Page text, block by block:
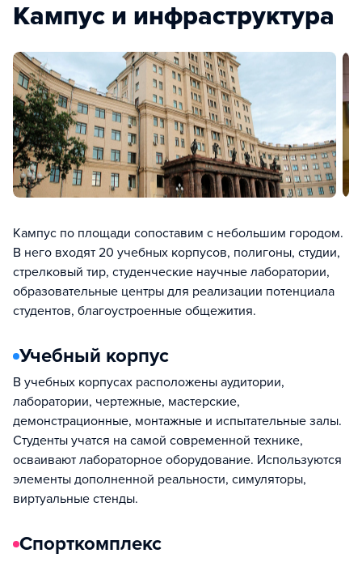
Кампус и инфраструктура
Кампус по площади сопоставим с небольшим городом.
В него входят 20 учебных корпусов, полигоны, студии,
стрелковый тир, студенческие научные лаборатории,
образовательные центры для реализации потенциала
студентов, благоустроенные общежития.
Учебный корпус
В учебных корпусах расположены аудитории,
лаборатории, чертежные, мастерские,
демонстрационные, монтажные и испытательные залы.
Студенты учатся на самой современной технике,
осваивают лабораторное оборудование. Используются
элементы дополненной реальности, симуляторы,
виртуальные стенды.
Спорткомплекс